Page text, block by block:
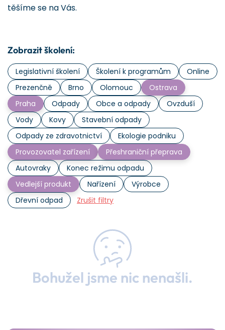
těšíme se na Vás.
Zobrazit školení:
Legislativní školení Školení k programům
Online
Prezenčně
Brno Olomouc
Ostrava
Praha
Odpady Obce a odpady
Ovzduší
Vody
Kovy
Stavební odpady
Odpady ze zdravotnictví
Ekologie podniku
Provozovatel zařízení
Přeshraniční přeprava
Autovraky
Konec režimu odpadu
Vedlejší produkt
Nařízení
Výrobce
Dřevní odpad
Zrušit filtry
Bohužel jsme nic nenašli.